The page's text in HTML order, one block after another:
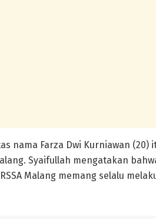
nama Farza Dwi Kurniawan
Syaifullah mengatakan
Malang memang selalu